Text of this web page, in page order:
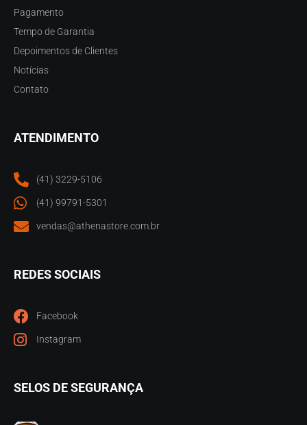
Pagamento
Tempo de Garantia
Depoimentos de Clientes
Notícias
Contato
ATENDIMENTO
(41) 3229-5106
(41) 99791-5301
vendas@athenastore.com.br
REDES SOCIAIS
Facebook
Instagram
SELOS DE SEGURANÇA